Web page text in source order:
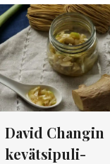
David Changin
kevätsipuli-